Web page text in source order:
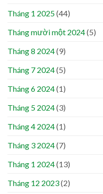
Tháng 1 2025(44)
Tháng mười một 2024(5)
Tháng 8 2024(9)
Tháng 7 2024(5)
Tháng 6 2024(1)
Tháng 5 2024(3)
Tháng 4 2024(1)
Tháng 3 2024(7)
Tháng 1 2024(13)
Tháng 12 2023(2)